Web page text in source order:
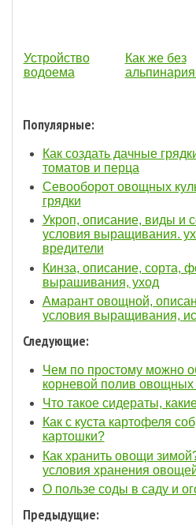
Устройство
водоема
Как же без
Популярные:
Как создать дачные
томатов и перца
Севооборот овощных
грядки
Укроп, описание, виды и
условия выращивания.
вредители
Кинза, описание, сорта,
вырашивания, уход
Амарант овощной,
условия выращивания,
Следующие:
Чем по простому можно
корневой полив овощных
Что такое сидераты,
Как с куста картофеля
картошки?
Как хранить овощи
условия хранения
О пользе соды в саду и
Предыдущие: